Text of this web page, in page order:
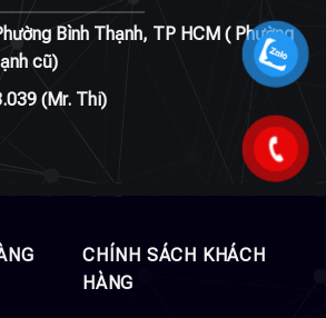
Bình Thạnh, TP HCM ( Phường
cũ)
(Mr. Thi)
CHÍNH SÁCH KHÁCH
HÀNG